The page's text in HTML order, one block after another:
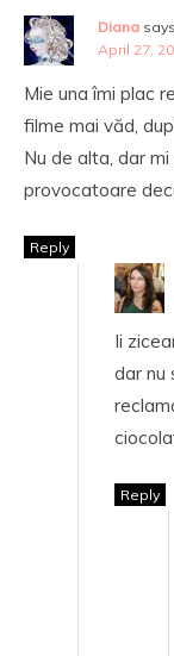
Diana
April 27,
Mie una îmi plac
filme mai văd,
Nu de alta, dar
provocatoare
Reply
Ii
dar nu
Reply